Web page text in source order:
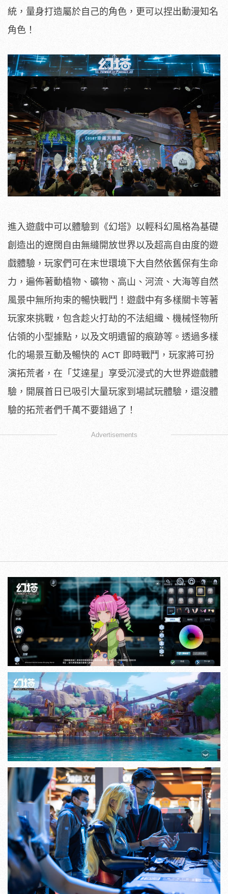
統，量身打造屬於自己的角色，更可以捏出動漫知名
角色！
進入遊戲中可以體驗到《幻塔》以輕科幻風格為基礎
創造出的遼闊自由無縫開放世界以及超高自由度的遊
戲體驗，玩家們可在末世環境下大自然依舊保有生命
力，遍佈著動植物、礦物、高山、河流、大海等自然
風景中無所拘束的暢快戰鬥！遊戲中有多樣關卡等著
玩家來挑戰，包含趁火打劫的不法組織、機械怪物所
佔領的小型據點，以及文明遺留的痕跡等。透過多樣
化的場景互動及暢快的 ACT 即時戰鬥，玩家將可扮
演拓荒者，在「艾達星」享受沉浸式的大世界遊戲體
驗，開展首日已吸引大量玩家到場試玩體驗，還沒體
驗的拓荒者們千萬不要錯過了！
Advertisements